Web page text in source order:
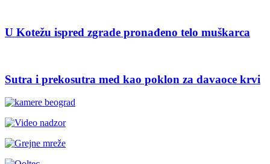
U Kotežu ispred zgrade pronađeno telo muškarca
Sutra i prekosutra med kao poklon za davaoce krvi